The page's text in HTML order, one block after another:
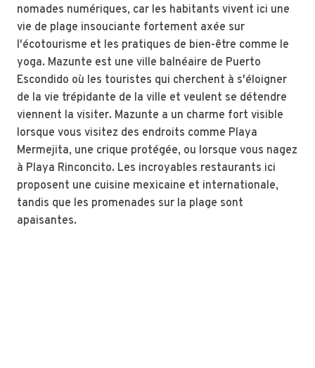
nomades numériques, car les habitants vivent ici une
vie de plage insouciante fortement axée sur
l'écotourisme et les pratiques de bien-être comme le
yoga. Mazunte est une ville balnéaire de Puerto
Escondido où les touristes qui cherchent à s'éloigner
de la vie trépidante de la ville et veulent se détendre
viennent la visiter. Mazunte a un charme fort visible
lorsque vous visitez des endroits comme Playa
Mermejita, une crique protégée, ou lorsque vous nagez
à Playa Rinconcito. Les incroyables restaurants ici
proposent une cuisine mexicaine et internationale,
tandis que les promenades sur la plage sont
apaisantes.